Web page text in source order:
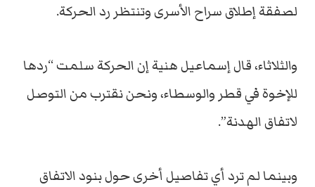
لصفقة إطلاق سراح الأسرى وتنتظر رد الحركة.
والثلاثاء، قال إسماعيل هنية إن الحركة سلمت “ردها
للإخوة في قطر والوسطاء، ونحن نقترب من التوصل
لاتفاق الهدنة”.
وبينما لم ترد أي تفاصيل أخرى حول بنود الاتفاق